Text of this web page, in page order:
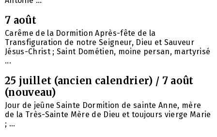
7 août
Carême de la Dormition Après-fête de la
Transfiguration de notre Seigneur, Dieu et Sauveur
Jésus-Christ ; Saint Dométien, moine persan, martyrisé
...
25 juillet (ancien calendrier) / 7 août
(nouveau)
Jour de jeûne Sainte Dormition de sainte Anne, mère
de la Très-Sainte Mère de Dieu et toujours vierge Marie
; ...